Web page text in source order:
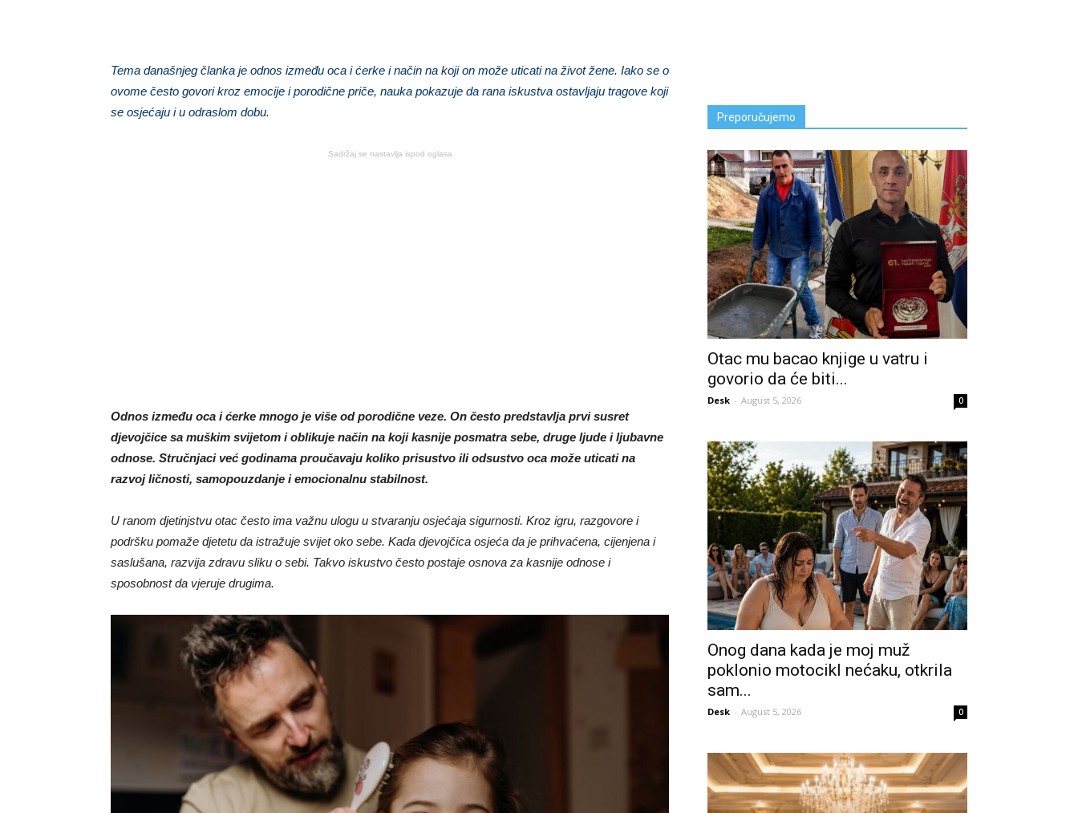
Tema današnjeg članka je odnos između oca i ćerke i način na koji on može uticati na život žene. Iako se o
ovome često govori kroz emocije i porodične priče, nauka pokazuje da rana iskustva ostavljaju tragove koji
se osjećaju i u odraslom dobu.
Sadržaj se nastavlja ispod oglasa
Odnos između oca i ćerke mnogo je više od porodične veze. On često predstavlja prvi susret
djevojčice sa muškim svijetom i oblikuje način na koji kasnije posmatra sebe, druge ljude i ljubavne
odnose. Stručnjaci već godinama proučavaju koliko prisustvo ili odsustvo oca može uticati na
razvoj ličnosti, samopouzdanje i emocionalnu stabilnost.
U ranom djetinjstvu otac često ima važnu ulogu u stvaranju osjećaja sigurnosti. Kroz igru, razgovore i
podršku pomaže djetetu da istražuje svijet oko sebe. Kada djevojčica osjeća da je prihvaćena, cijenjena i
saslušana, razvija zdravu sliku o sebi. Takvo iskustvo često postaje osnova za kasnije odnose i
sposobnost da vjeruje drugima.
Preporučujemo
Otac mu bacao knjige u vatru i
govorio da će biti...
Desk - August 5, 2026 0
Onog dana kada je moj muž
poklonio motocikl nećaku, otkrila
sam...
Desk - August 5, 2026 0